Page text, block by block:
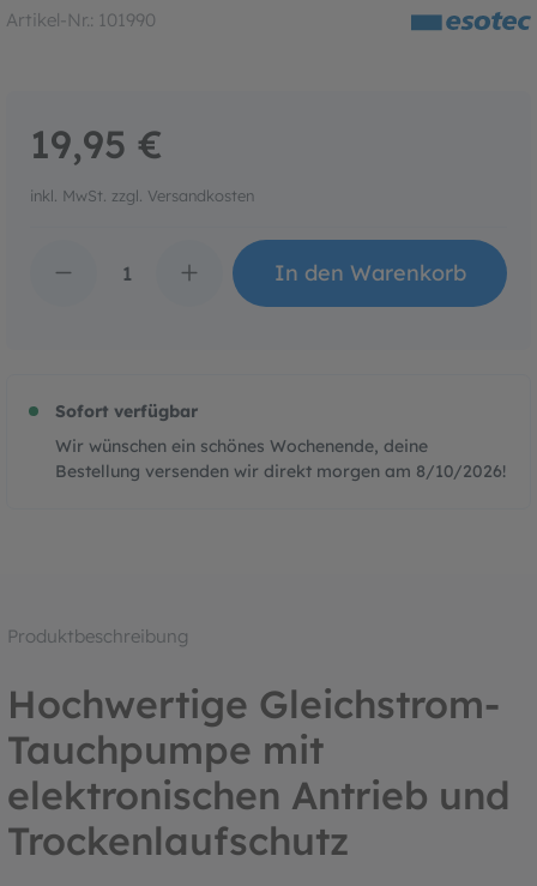
Artikel-Nr.: 101990
19,95 €
inkl. MwSt. zzgl. Versandkosten
Produkt Anzahl: Gib
In den Warenkorb
Sofort verfügbar
Wir wünschen ein schönes Wochenende, deine
Bestellung versenden wir direkt morgen am 8/10/2026!
Produktbeschreibung
Hochwertige Gleichstrom-
Tauchpumpe mit
elektronischen Antrieb und
Trockenlaufschutz